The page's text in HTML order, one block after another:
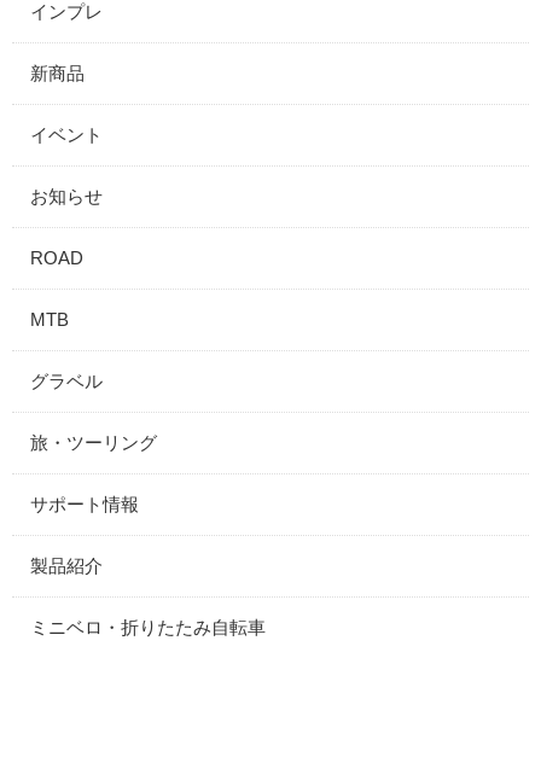
インプレ
新商品
イベント
お知らせ
ROAD
MTB
グラベル
旅・ツーリング
サポート情報
製品紹介
ミニベロ・折りたたみ自転車